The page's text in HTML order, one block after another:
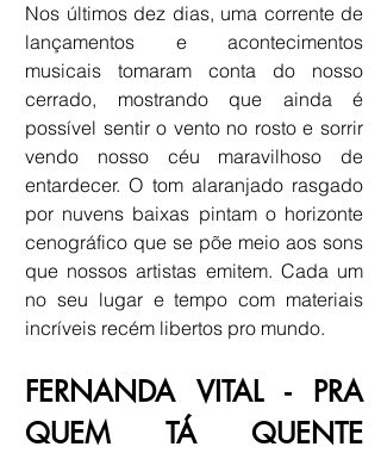
Nos últimos dez dias, uma corrente de
lançamentos e acontecimentos
musicais tomaram conta do nosso
cerrado, mostrando que ainda é
possível sentir o vento no rosto e sorrir
vendo nosso céu maravilhoso de
entardecer. O tom alaranjado rasgado
por nuvens baixas pintam o horizonte
cenográfico que se põe meio aos sons
que nossos artistas emitem. Cada um
no seu lugar e tempo com materiais
incríveis recém libertos pro mundo.
FERNANDA VITAL - PRA
QUEM TÁ QUENTE